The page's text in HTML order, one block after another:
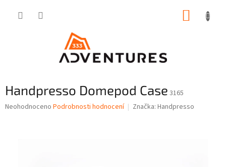
Handpresso Domepod Case 3165
Průměrné
Neohodnoceno Podrobnosti hodnocení Značka: Handpresso